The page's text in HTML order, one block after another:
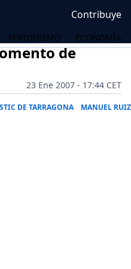
Contribuye
PERIODISMO ECONOMÍA
de
23 Ene 2007 - 17:44 CET
DE TARRAGONA MANUEL